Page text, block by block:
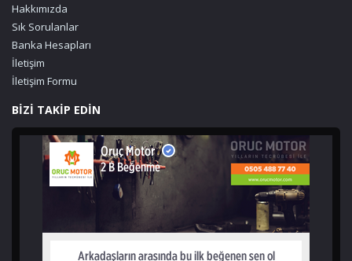
Hakkımızda
Sık Sorulanlar
Banka Hesapları
İletişim
İletişim Formu
BİZİ TAKİP EDİN